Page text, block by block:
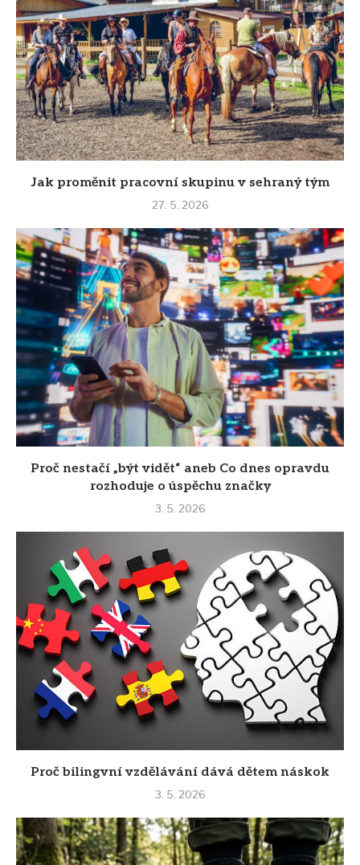
Jak proměnit pracovní skupinu v sehraný tým
27. 5. 2026
Proč nestačí „být vidět“ aneb Co dnes opravdu
rozhoduje o úspěchu značky
3. 5. 2026
Proč bilingvní vzdělávání dává dětem náskok
3. 5. 2026